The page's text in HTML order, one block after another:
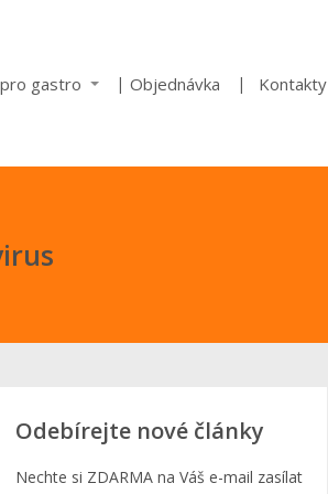
gastro Objednávka Kontakty
Odebírejte nové články
Nechte si ZDARMA na Váš e-mail zasílat